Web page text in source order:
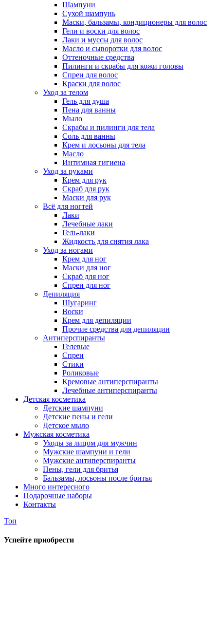
Шампуни
Сухой шампунь
Маски, бальзамы, кондиционеры для волос
Гели и воски для волос
Лаки и муссы для волос
Масло и сыворотки для волос
Оттеночные средства
Пилинги и скрабы для кожи головы
Спреи для волос
Краски для волос
Уход за телом
Гель для душа
Пена для ванны
Мыло
Скрабы и пилинги для тела
Соль для ванны
Крем и лосьоны для тела
Масло
Интимная гигиена
Уход за руками
Крем для рук
Скраб для рук
Маски для рук
Всё для ногтей
Лаки
Лечебные лаки
Гель-лаки
Жидкость для снятия лака
Уход за ногами
Крем для ног
Маски для ног
Скраб для ног
Спреи для ног
Депиляция
Шугаринг
Воски
Крем для депиляции
Прочие средства для депиляции
Антиперспиранты
Гелевые
Спреи
Стики
Роликовые
Кремовые антиперспиранты
Лечебные антиперспиранты
Детская косметика
Детские шампуни
Детские пены и гели
Детское мыло
Мужская косметика
Уходы за лицом для мужчин
Мужские шампуни и гели
Мужские антиперспиранты
Пены, гели для бритья
Бальзамы, лосьоны после бритья
Много интересного
Подарочные наборы
Контакты
Топ
Успейте приобрести